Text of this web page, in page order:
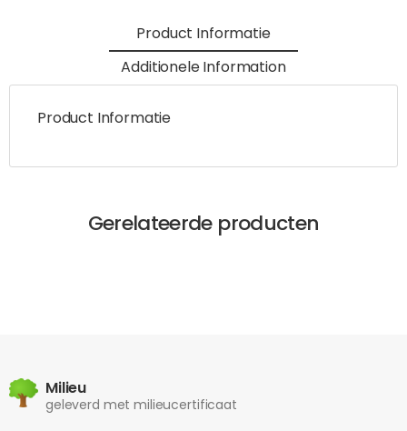
Product Informatie
Additionele Information
Product Informatie
Gerelateerde producten
Milieu
geleverd met milieucertificaat